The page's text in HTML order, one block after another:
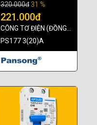
320.000đ 31 %
221.000đ
CÔNG TƠ ĐIỆN (ĐỒNG
HỒ ĐIỆN TỬ 1 PHA)
PANSONG - PS177 -
3(20)A (LSE)
PS177 3(20)A